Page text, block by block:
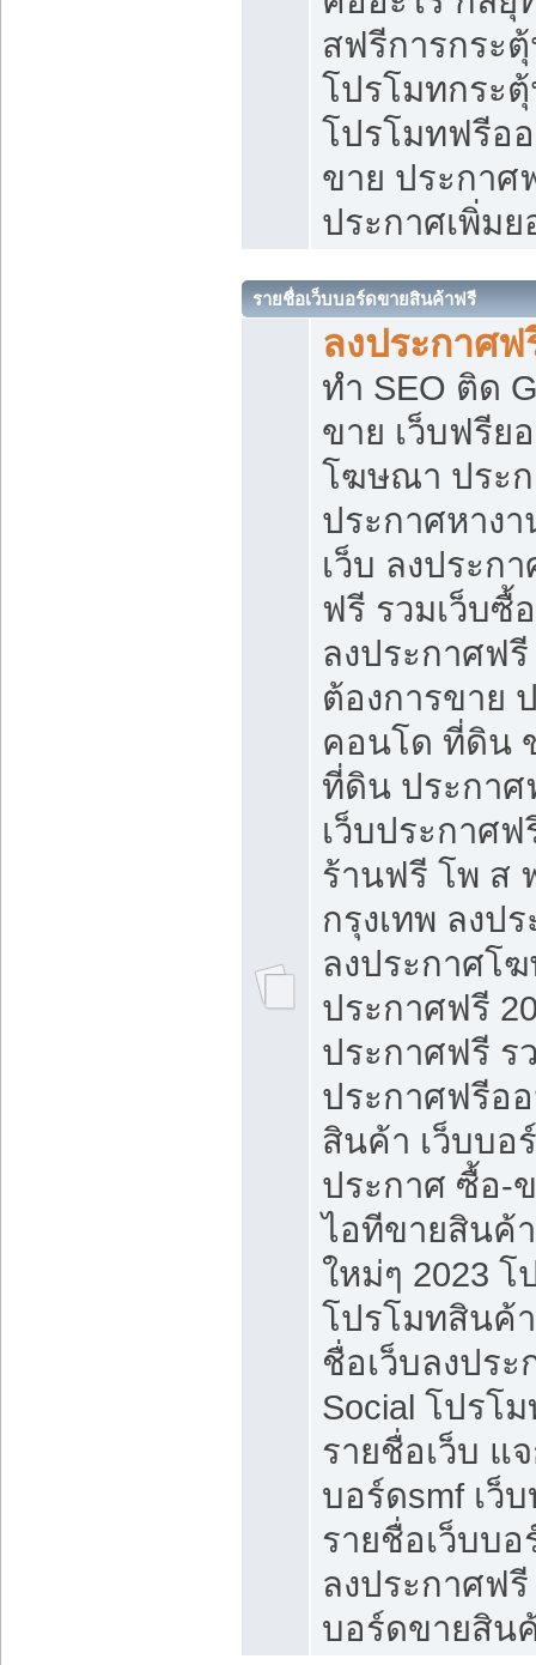
สฟรีการกระ
โปรโมทกระ
โปรโมทฟรีอ
ขาย ประกาศ
ประกาศเพิ่ม
รายชื่อเว็บบอร์ดขายสินค้าฟรี
ลงประกาศฟ
ทำ SEO ติด
ขาย เว็บฟรีย
โฆษณา ประ
ประกาศหาง
เว็บ ลงประก
ฟรี รวมเว็บซื้
ลงประกาศฟ
ต้องการขาย
คอนโด ที่ดิน
ที่ดิน ประกา
เว็บประกาศ
ร้านฟรี โพ ส
กรุงเทพ ลงป
ลงประกาศโ
ประกาศฟรี
ประกาศฟรี ร
ประกาศฟรีอ
สินค้า เว็บบอ
ประกาศ ซื้อ-
ไอทีขายสินค้
ใหม่ๆ 2023
โปรโมทสินค้
ชื่อเว็บลงปร
Social โปรโ
รายชื่อเว็บ แ
บอร์ดsmf เว็
รายชื่อเว็บบ
ลงประกาศฟรี
บอร์ดขายสิน